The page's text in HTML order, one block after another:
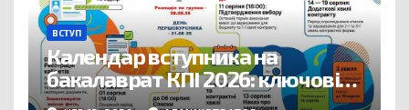
ВСТУП
Календар вступника на
бакалаврат КПІ 2026: ключові
дати вступної кампанії